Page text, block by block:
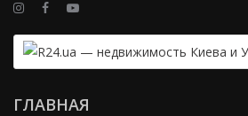
ГЛАВНАЯ